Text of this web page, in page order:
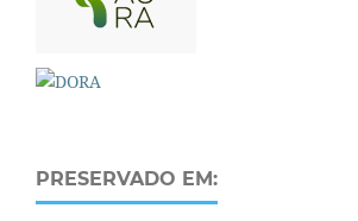
PRESERVADO EM: